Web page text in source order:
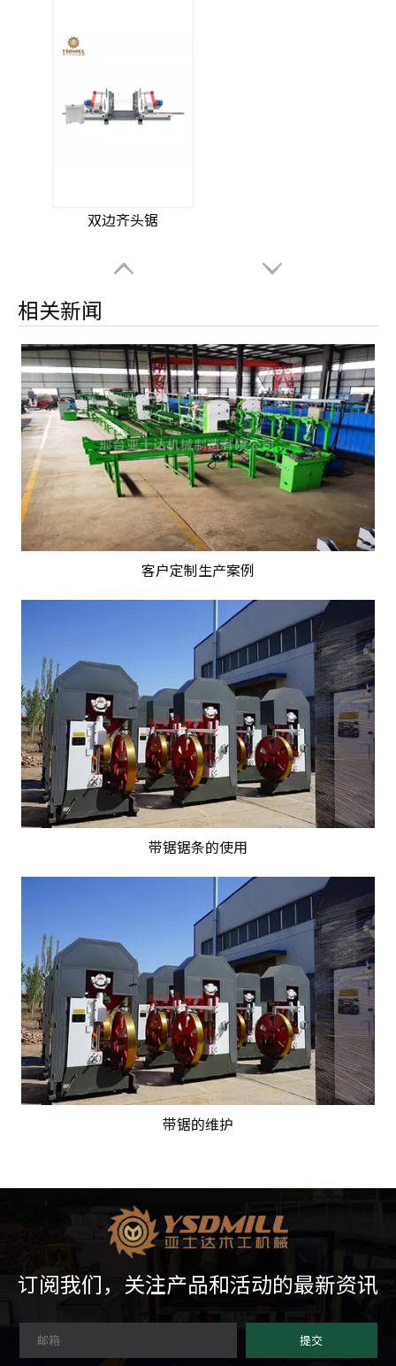
双边齐头锯
相关新闻
客户定制生产案例
带锯锯条的使用
带锯的维护
订阅我们，关注产品和活动的最新资讯
提交